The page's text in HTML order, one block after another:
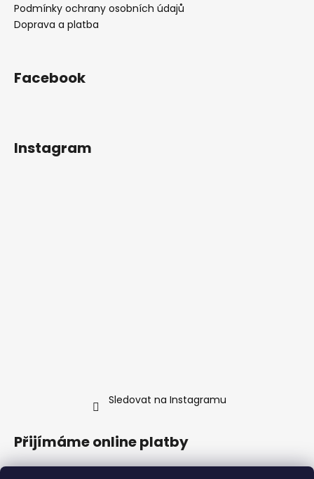
Podmínky ochrany osobních údajů
Doprava a platba
Facebook
Instagram
Sledovat na Instagramu
Přijímáme online platby